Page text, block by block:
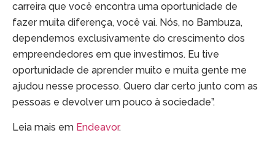
carreira que você encontra uma oportunidade de
fazer muita diferença, você vai. Nós, no Bambuza,
dependemos exclusivamente do crescimento dos
empreendedores em que investimos. Eu tive
oportunidade de aprender muito e muita gente me
ajudou nesse processo. Quero dar certo junto com as
pessoas e devolver um pouco à sociedade”.
Leia mais em Endeavor.